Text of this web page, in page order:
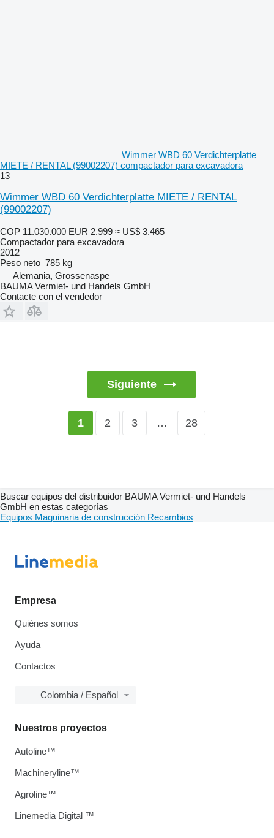
Wimmer WBD 60 Verdichterplatte
MIETE / RENTAL (99002207) compactador para excavadora
13
Wimmer WBD 60 Verdichterplatte MIETE / RENTAL
(99002207)
COP 11.030.000 EUR 2.999 ≈ US$ 3.465
Compactador para excavadora
2012
Peso neto 785 kg
Alemania, Grossenaspe
BAUMA Vermiet- und Handels GmbH
Contacte con el vendedor
Siguiente
1 2 3 … 28
Buscar equipos del distribuidor BAUMA Vermiet- und Handels
GmbH en estas categorías
Equipos Maquinaria de construcción Recambios
Empresa
Quiénes somos
Ayuda
Contactos
Colombia / Español
Nuestros proyectos
Autoline™
Machineryline™
Agroline™
Linemedia Digital ™